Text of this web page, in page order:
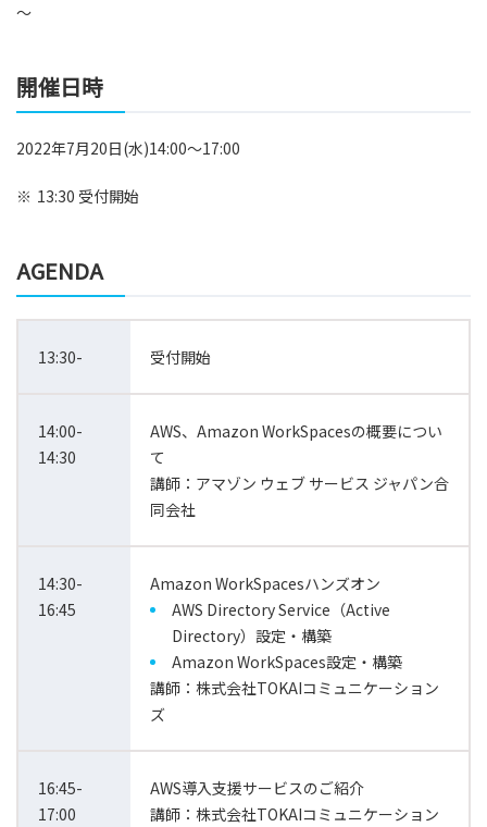
～
開催日時
2022年7月20日(水)14:00～17:00
※ 13:30 受付開始
AGENDA
13:30- 受付開始
14:00-
14:30
AWS、Amazon WorkSpacesの概要につい
て
講師：アマゾン ウェブ サービス ジャパン合
同会社
14:30-
16:45
Amazon WorkSpacesハンズオン
AWS Directory Service（Active
Directory）設定・構築
Amazon WorkSpaces設定・構築
講師：株式会社TOKAIコミュニケーション
ズ
16:45-
17:00
AWS導入支援サービスのご紹介
講師：株式会社TOKAIコミュニケーション